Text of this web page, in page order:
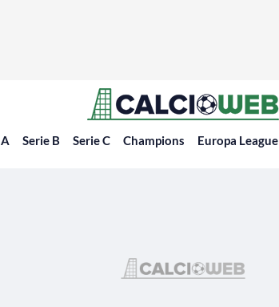
Serie B Serie C Champions Europa League